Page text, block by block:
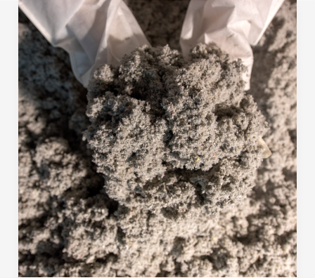
Ouate
de
cellulose
:
l’isolant
biosourcé
qui
fait
tout
bien